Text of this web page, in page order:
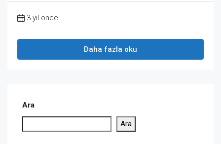
3 yıl önce
Daha fazla oku
Ara
Ara